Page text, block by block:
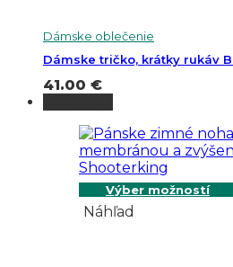
Dámske oblečenie
Dámske tričko, krátky rukáv
41.00 €
Výber možností
Náhľad